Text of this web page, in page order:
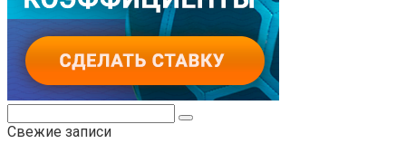
Свежие записи